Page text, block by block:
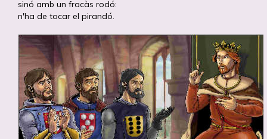
sinó amb un fracàs rodó:
n'ha de tocar el pirandó.